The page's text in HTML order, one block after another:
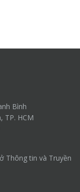
Bình
TP. HCM
Thông tin và Truyền